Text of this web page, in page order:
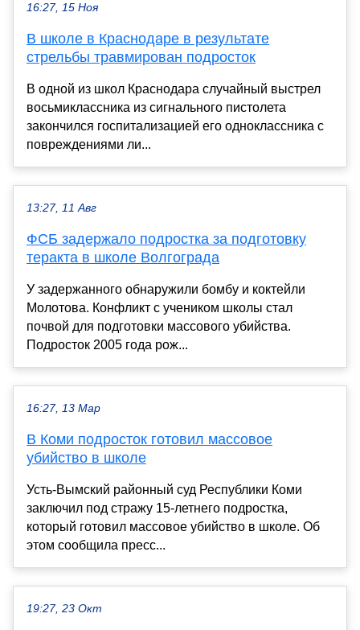
16:27, 15 Ноя
В школе в Краснодаре в результате
стрельбы травмирован подросток
В одной из школ Краснодара случайный выстрел
восьмиклассника из сигнального пистолета
закончился госпитализацией его одноклассника с
повреждениями ли...
13:27, 11 Авг
ФСБ задержало подростка за подготовку
теракта в школе Волгограда
У задержанного обнаружили бомбу и коктейли
Молотова. Конфликт с учеником школы стал
почвой для подготовки массового убийства.
Подросток 2005 года рож...
16:27, 13 Мар
В Коми подросток готовил массовое
убийство в школе
Усть-Вымский районный суд Республики Коми
заключил под стражу 15-летнего подростка,
который готовил массовое убийство в школе. Об
этом сообщила пресс...
19:27, 23 Окт